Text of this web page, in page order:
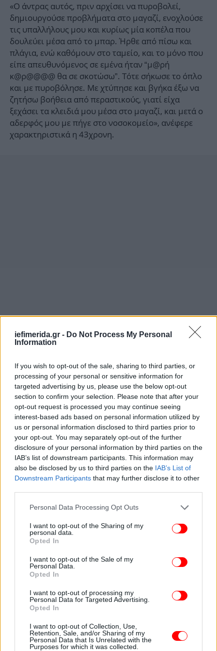
iefimerida.gr - Do Not Process My Personal
Information
If you wish to opt-out of the sale, sharing to third parties, or
processing of your personal or sensitive information for
targeted advertising by us, please use the below opt-out
section to confirm your selection. Please note that after your
opt-out request is processed you may continue seeing
interest-based ads based on personal information utilized by
us or personal information disclosed to third parties prior to
your opt-out. You may separately opt-out of the further
disclosure of your personal information by third parties on the
IAB’s list of downstream participants. This information may
also be disclosed by us to third parties on the IAB’s List of
Downstream Participants that may further disclose it to other
Please note that this website/app uses one or more Google
not limited to your visit or usage behaviour. You may click to
grant or deny consent to Google and its third-party tags to
use your data for below specified purposes in below Google
consent section.
Personal Data Processing Opt Outs
I want to opt-out of the Sharing of my
personal data.
Opted In
I want to opt-out of the Sale of my
Personal Data.
Opted In
I want to opt-out of processing my
Personal Data for Targeted Advertising.
Opted In
I want to opt-out of Collection, Use,
Retention, Sale, and/or Sharing of my
Personal Data that Is Unrelated with the
Purposes for which it was collected.
«Ο άντρας αυτός, πριν αρχίσει να πυροβολεί,
δημιουργούσε προβλήματα στο μαγαζί, ενοχλούσε
τις υπαλλήλους μου και κυρίως μία κοπέλα που
δουλεύει μέσα από το μπαρ. Ήρθε από πίσω και
πλάγια, ενώ καθόμουν στο ταμείο, και το μόνο που
είπε απευθυνόμενος σε εμένα ήταν “μ@ρή
κ@ρ@@@@ θα σε σκοτώσω”. Τότε σήκωσε το όπλο
και με πυροβόλησε. Με χτύπησε και βγήκα έξω να
ζητήσω βοήθεια από περαστικούς, γιατί είχα
ξεχάσει τα κλειδιά μου μέσα στο μαγαζί, και μετά ο
αδερφός μου με πήγε στο νοσοκομείο», ανέφερε
χαρακτηριστικά η 43χρονη.
ανοίξει πυρ
μπαρ, αφού βρήκε τον υπεύθυνο, φέρεται να είπε:
«Θα σας σκοτώσω όλους».
Στη συνέχεια πυροβόλησε με όπλο τύπου ούζι
εναντίον της 43χρονης και του υπεύθυνου του
καταστήματος.